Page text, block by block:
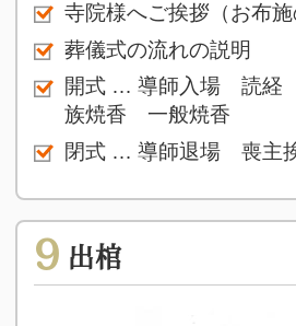
寺院様へご挨拶（お布施
葬儀式の流れの説明
開式 … 導師入場 読
族焼香 一般焼香
閉式 … 導師退場 喪主
9 出棺